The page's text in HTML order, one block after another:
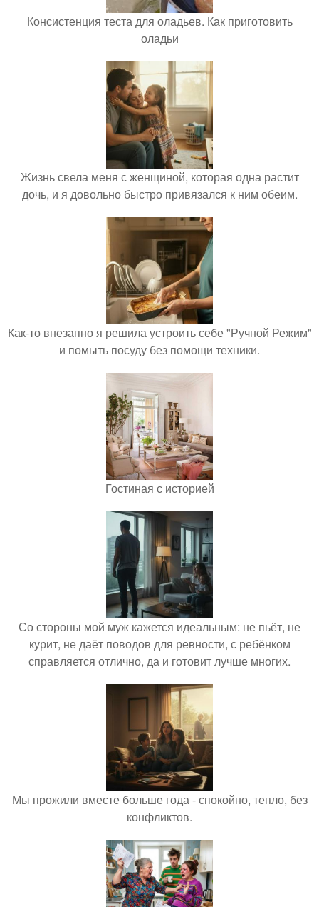
Консистенция теста для оладьев. Как приготовить
оладьи
Жизнь свела меня с женщиной, которая одна растит
дочь, и я довольно быстро привязался к ним обеим.
Как-то внезапно я решила устроить себе "Ручной Режим"
и помыть посуду без помощи техники.
Гостиная с историей
Со стороны мой муж кажется идеальным: не пьёт, не
курит, не даёт поводов для ревности, с ребёнком
справляется отлично, да и готовит лучше многих.
Мы прожили вместе больше года - спокойно, тепло, без
конфликтов.